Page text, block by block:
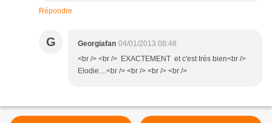
Répondre
G Georgiafan 04/01/2013 08:48
<br /> <br /> EXACTEMENT et c'est très bien<br />
Elodie....<br /> <br /> <br /> <br />